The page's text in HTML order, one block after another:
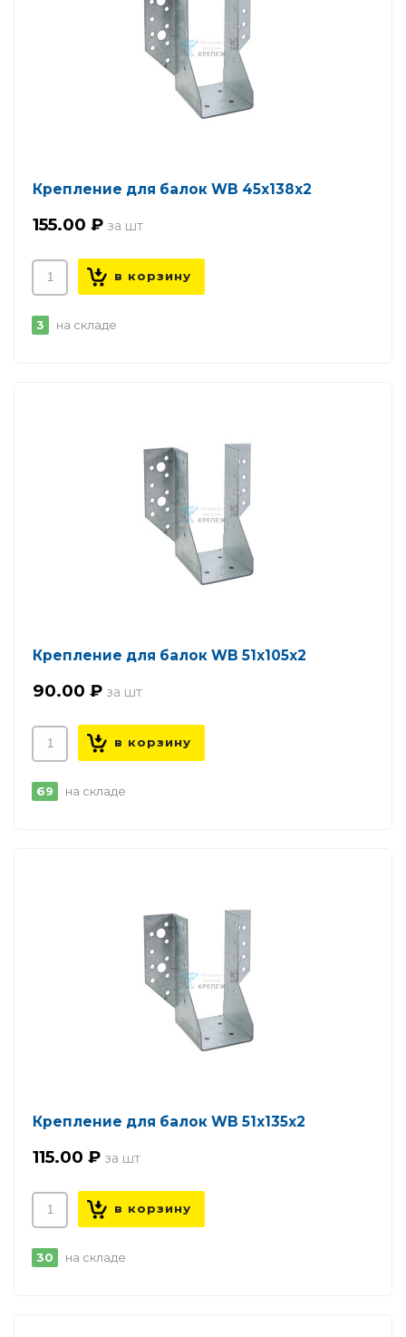
Крепление для балок WB 45х138х2
155.00 ₽
3 на складе
Крепление для балок WB 51х105х2
90.00 ₽
69 на складе
Крепление для балок WB 51х135х2
115.00 ₽
30 на складе